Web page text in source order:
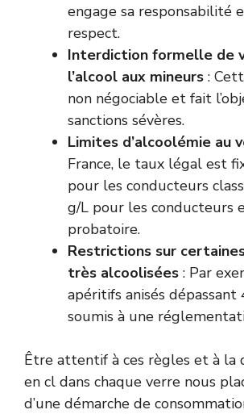
engage sa responsabilité
respect.
Interdiction formelle de
l’alcool aux mineurs :
non négociable et fait
sanctions sévères.
Limites d’alcoolémie au
France, le taux légal est
pour les conducteurs
g/L pour les conducteurs
probatoire.
Restrictions sur
très alcoolisées : Par
apéritifs anisés dépassant
soumis à une
Être attentif à ces règles et à la
en cl dans chaque verre nous
d’une démarche de